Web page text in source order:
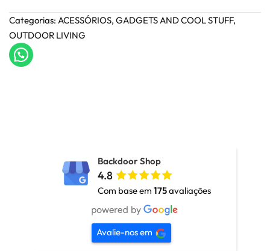
Categorias: ACESSÓRIOS, GADGETS AND COOL STUFF,
OUTDOOR LIVING
Backdoor Shop
4.8
Com base em 175avaliações
Avalie-nos em